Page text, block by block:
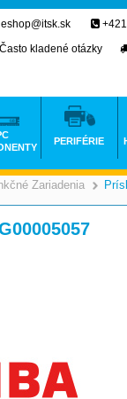
Zariadenia
eshop@itsk.sk
Často kladené otázky
PERIFÉRIE